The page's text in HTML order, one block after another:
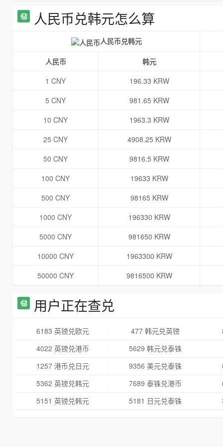
人民币兑韩元怎么算
人民币兑韩元
人民币
韩元
1 CNY
196.33 KRW
5 CNY
981.65 KRW
10 CNY
1963.3 KRW
25 CNY
4908.25 KRW
50 CNY
9816.5 KRW
100 CNY
19633 KRW
500 CNY
98165 KRW
1000 CNY
196330 KRW
5000 CNY
981650 KRW
10000 CNY
1963300 KRW
50000 CNY
9816500 KRW
用户正在查兑
6183 英镑兑欧元 477 韩元兑英镑
4022 英镑兑港币
5629 韩元兑泰铢
1257 港币兑日元
9356 美元兑泰铢
5362 英镑兑韩元
7689 泰铢兑港币
5151 英镑兑韩元
5181 日元兑泰铢